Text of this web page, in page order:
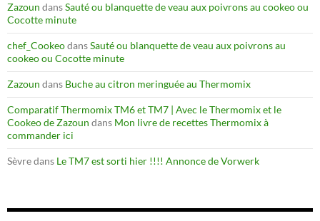
Zazoun dansSauté ou blanquette de veau aux poivrons au cookeo ou
Cocotte minute
chef_CookeodansSauté ou blanquette de veau aux poivrons au
cookeo ou Cocotte minute
Zazoun dans Buche au citron meringuée au Thermomix
Comparatif Thermomix TM6 et TM7 | Avec le Thermomix et le
Cookeo de Zazoun dans Mon livre de recettes Thermomix à
commander ici
Sèvredans Le TM7 est sorti hier !!!! Annonce de Vorwerk